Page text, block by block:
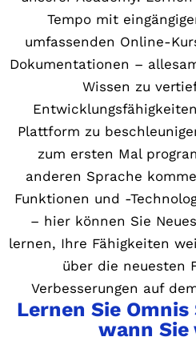
Tempo mit
umfassenden Online-
Dokumentationen –
Wissen zu
Plattform zu
zum ersten Mal
anderen Sprache
Funktionen und -
– hier können Sie
lernen, Ihre Fähigkeiten
über die neuesten
Verbesserungen auf
Lernen Sie
wann Sie